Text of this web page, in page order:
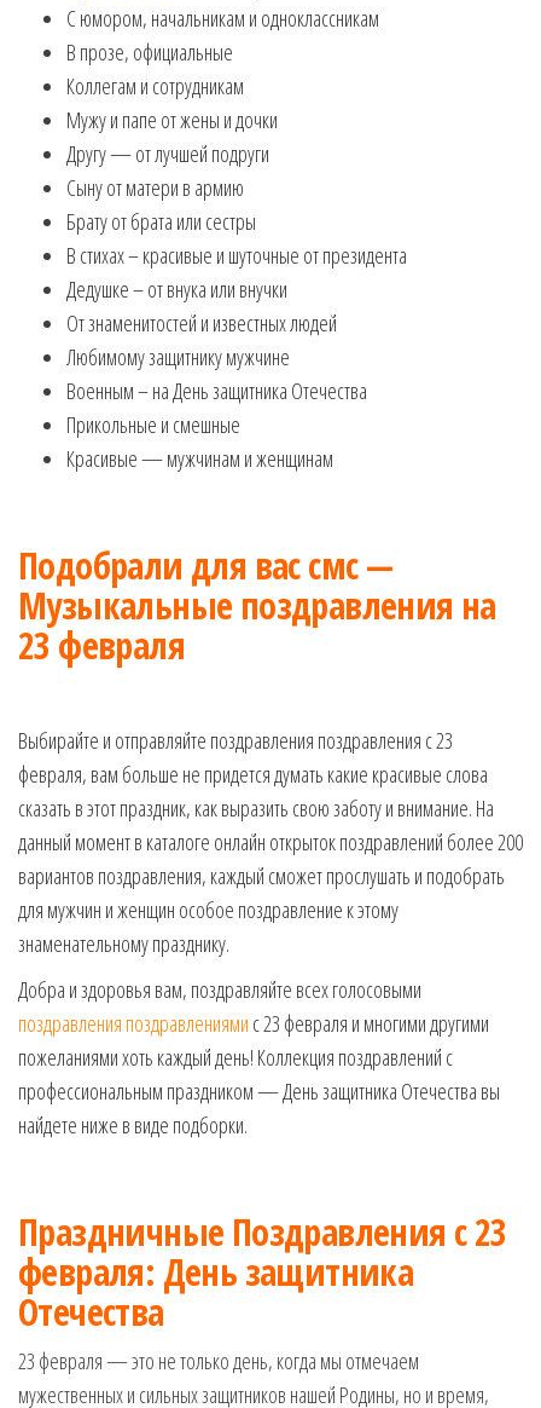
С юмором, начальникам и одноклассникам
В прозе, официальные
Коллегам и сотрудникам
Мужу и папе от жены и дочки
Другу — от лучшей подруги
Сыну от матери в армию
Брату от брата или сестры
В стихах – красивые и шуточные от президента
Дедушке – от внука или внучки
От знаменитостей и известных людей
Любимому защитнику мужчине
Военным – на День защитника Отечества
Прикольные и смешные
Красивые — мужчинам и женщинам
Подобрали для вас смс —
Музыкальные поздравления на
23 февраля
Выбирайте и отправляйте поздравления поздравления с 23
февраля, вам больше не придется думать какие красивые слова
сказать в этот праздник, как выразить свою заботу и внимание. На
данный момент в каталоге онлайн открыток поздравлений более 200
вариантов поздравления, каждый сможет прослушать и подобрать
для мужчин и женщин особое поздравление к этому
знаменательному празднику.
Добра и здоровья вам, поздравляйте всех голосовыми
поздравления поздравлениями с 23 февраля и многими другими
пожеланиями хоть каждый день! Коллекция поздравлений с
профессиональным праздником — День защитника Отечества вы
найдете ниже в виде подборки.
Праздничные Поздравления с 23
февраля: День защитника
Отечества
23 февраля — это не только день, когда мы отмечаем
мужественных и сильных защитников нашей Родины, но и время,